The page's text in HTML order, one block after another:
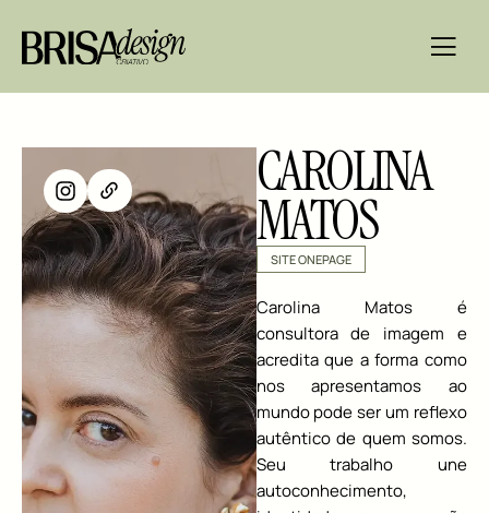
CAROLINA
MATOS
SITE ONEPAGE
Carolina Matos é
consultora de imagem e
acredita que a forma como
nos apresentamos ao
mundo pode ser um reflexo
autêntico de quem somos.
Seu trabalho une
autoconhecimento,